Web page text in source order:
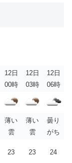
12日
00時
12日
03時
12日
06時
薄い
雲
薄い
雲
曇り
がち
23 23 24